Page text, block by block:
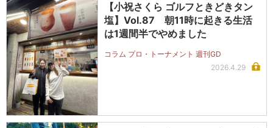
【小祝さくら ゴルフときどきタン
塩】Vol.87 朝11時に起きる生活
は1週間半でやめました
コラム プロ・トーナメント 週刊GD
2026.4.29